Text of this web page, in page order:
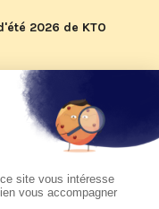
2026 de KTO
du pape Léon
sur KTO le
Argentine et